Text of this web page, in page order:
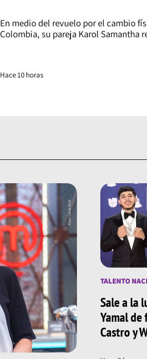
En medio del revuelo por el cambio
Colombia, su pareja Karol Samantha
Hace 10 horas
TALENTO
Sale a la
Yamal
Castro y